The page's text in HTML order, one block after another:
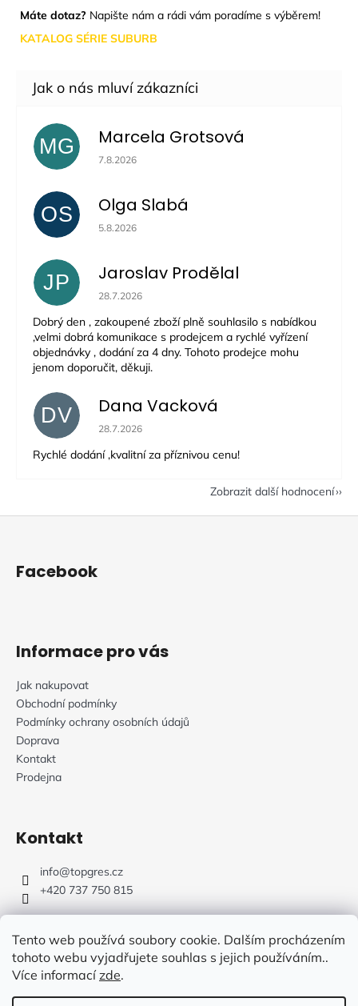
Tento web používá soubory cookie. Dalším procházením
tohoto webu vyjadřujete souhlas s jejich používáním..
Více informacízde.
Máte dotaz? Napište nám a rádi vám poradíme s výběrem!
KATALOG SÉRIE SUBURB
MG Marcela Grotsová
Hodnocení obchodu je 5 z 5 hvězdiček.
7.8.2026
OS Olga Slabá
Hodnocení obchodu je 5 z 5 hvězdiček.
5.8.2026
JP Jaroslav Prodělal
Hodnocení obchodu je 5 z 5 hvězdiček.
28.7.2026
Dobrý den , zakoupené zboží plně souhlasilo s nabídkou
,velmi dobrá komunikace s prodejcem a rychlé vyřízení
objednávky , dodání za 4 dny. Tohoto prodejce mohu
jenom doporučit, děkuji.
DV Dana Vacková
Hodnocení obchodu je 5 z 5 hvězdiček.
28.7.2026
Rychlé dodání ,kvalitní za příznivou cenu!
Zobrazit další hodnocení
Z
Facebook
Informace pro vás
Jak nakupovat
Obchodní podmínky
Podmínky ochrany osobních údajů
Doprava
Kontakt
Prodejna
Kontakt
info@topgres.cz
+420 737 750 815